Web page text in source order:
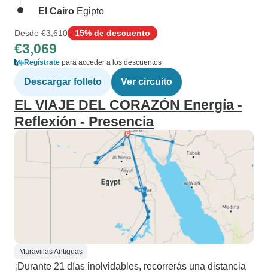
El Cairo Egipto
Desde €3,610 15% de descuento
€3,069
Regístrate para acceder a los descuentos
Descargar folleto Ver circuito
EL VIAJE DEL CORAZÓN Energía -
Reflexión - Presencia
Maravillas Antiguas
¡Durante 21 días inolvidables, recorrerás una distancia